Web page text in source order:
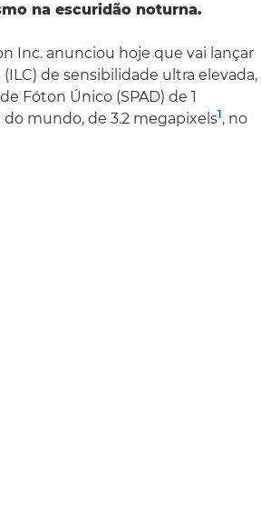
na escuridão noturna.
Inc. anunciou hoje que vai lançar
de sensibilidade ultra elevada,
Fóton Único (SPAD) de 1
mundo, de 3.2 megapixels1, no